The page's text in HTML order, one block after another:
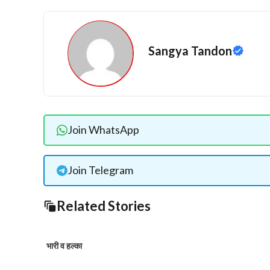
Sangya Tandon
Join WhatsApp
Join Telegram
Related Stories
भारी व हल्का